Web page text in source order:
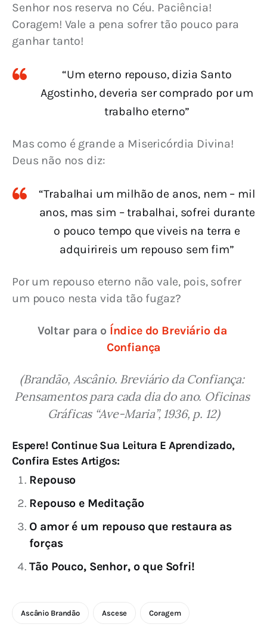
Senhor nos reserva no Céu. Paciência!
Coragem! Vale a pena sofrer tão pouco para
ganhar tanto!
“Um eterno repouso, dizia Santo
Agostinho, deveria ser comprado por um
trabalho eterno”
Mas como é grande a Misericórdia Divina!
Deus não nos diz:
“Trabalhai um milhão de anos, nem – mil
anos, mas sim – trabalhai, sofrei durante
o pouco tempo que viveis na terra e
adquirireis um repouso sem fim”
Por um repouso eterno não vale, pois, sofrer
um pouco nesta vida tão fugaz?
Voltar para o Índice do Breviário da
Confiança
(Brandão, Ascânio. Breviário da Confiança:
Pensamentos para cada dia do ano. Oficinas
Gráficas “Ave-Maria”, 1936, p. 12)
Espere! Continue Sua Leitura E Aprendizado,
Confira Estes Artigos:
Repouso
Repouso e Meditação
O amor é um repouso que restaura as
forças
Tão Pouco, Senhor, o que Sofri!
Ascânio Brandão Ascese Coragem